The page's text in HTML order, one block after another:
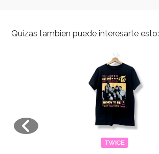
Quizas tambien puede interesarte esto:
TWICE